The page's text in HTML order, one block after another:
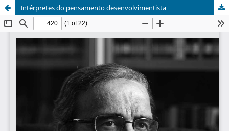
Intérpretes do pensamento desenvolvimentista